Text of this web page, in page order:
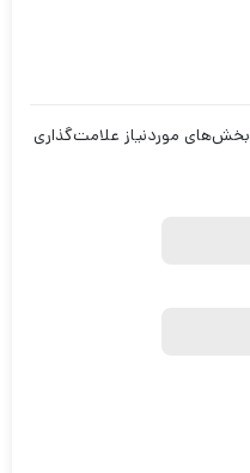
بخش‌های موردنیاز علامت‌گذاری